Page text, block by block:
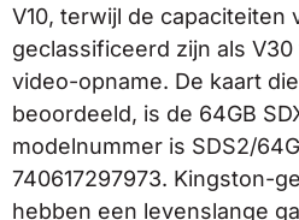
V10, terwijl de capaciteiten
geclassificeerd zijn als
video-opname. De kaart
beoordeeld, is de 64GB
modelnummer is SDS2/
740617297973. Kingston-
hebben een levenslange